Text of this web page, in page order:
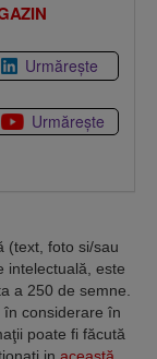
Urmărește
Urmărește
(text, foto si/sau
intelectuală, este
a 250 de semne.
în considerare în
poate fi făcută